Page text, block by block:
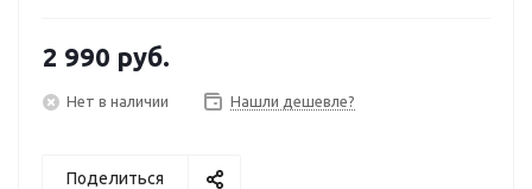
2 990 руб.
Нет в наличии Нашли дешевле?
Поделиться